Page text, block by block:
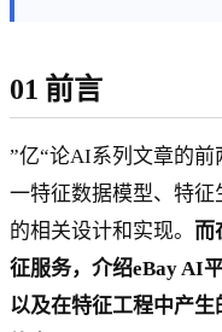
01 前言
”亿“论AI系列文章的
一特征数据模型、特
的相关设计和实现。 而
征服务，介绍eBay AI
以及在特征工程中产